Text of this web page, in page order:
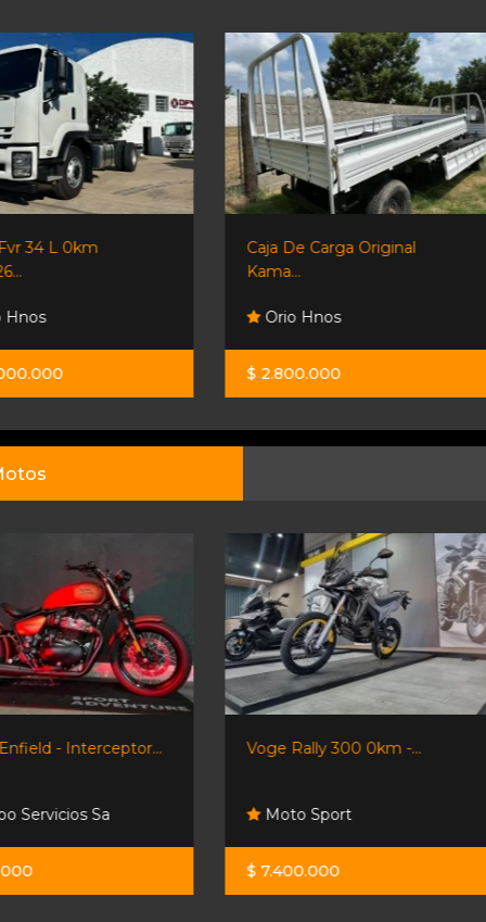
Caja De Carga Original
Orio Hnos
2.800.000
Shineray T32 Doble
Orio Hnos
$ 33.500.000
Voge Rally 300 0km -...
Moto Sport
7.400.000
Honda Wave 110
Lorenzo
$ 2.950.000